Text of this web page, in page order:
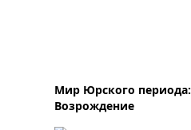
Мир Юрского периода:
Возрождение